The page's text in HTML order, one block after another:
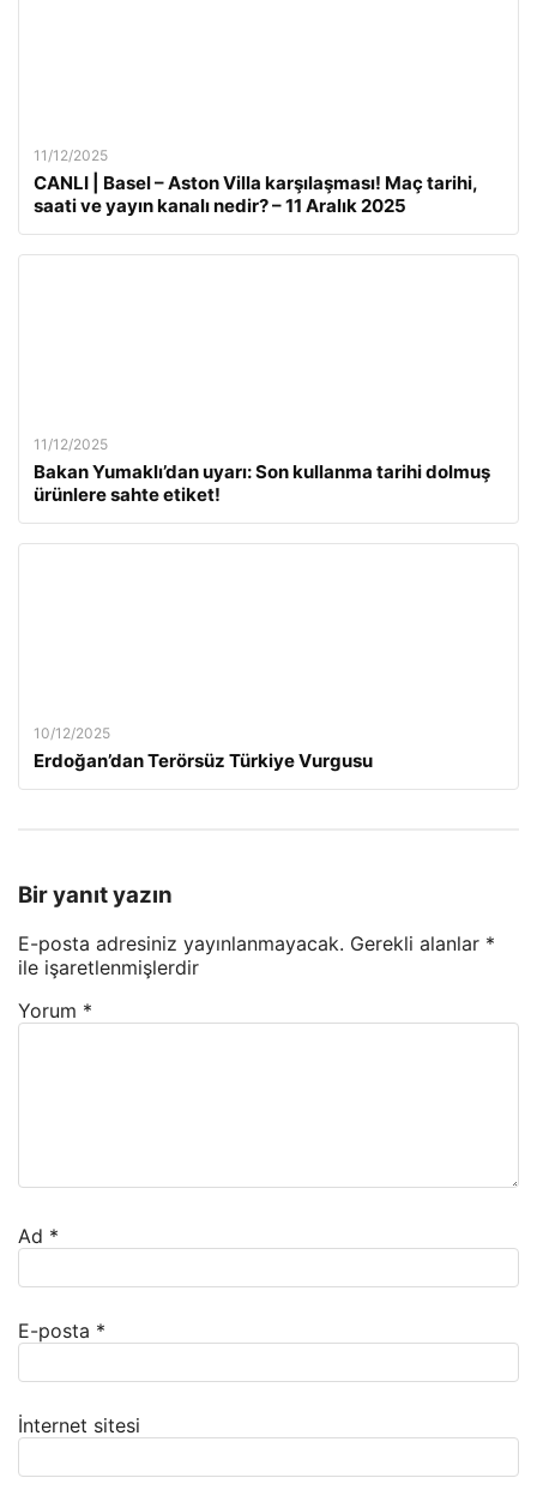
11/12/2025
CANLI | Basel – Aston Villa karşılaşması! Maç tarihi,
saati ve yayın kanalı nedir? – 11 Aralık 2025
11/12/2025
Bakan Yumaklı’dan uyarı: Son kullanma tarihi dolmuş
ürünlere sahte etiket!
10/12/2025
Erdoğan’dan Terörsüz Türkiye Vurgusu
Bir yanıt yazın
E-posta adresiniz yayınlanmayacak. Gerekli alanlar *
ile işaretlenmişlerdir
Yorum *
Ad *
E-posta *
İnternet sitesi